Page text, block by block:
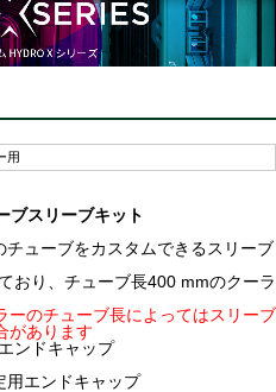
用
ブスリーブキット
ューブをカスタムできるスリーブ
おり、チューブ長400 mmのクーラ
のチューブ長によってはスリーブ
があります
ンドキャップ
用エンドキャップ